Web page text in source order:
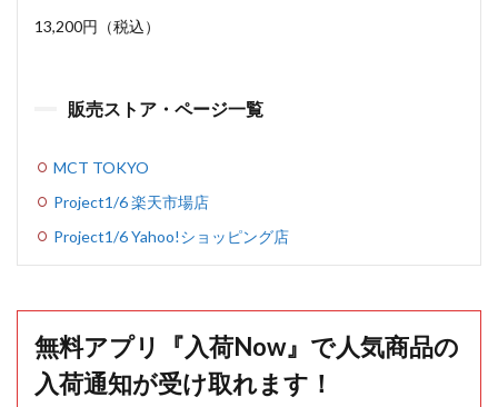
13,200円（税込）
販売ストア・ページ一覧
MCT TOKYO
Project1/6 楽天市場店
Project1/6 Yahoo!ショッピング店
無料アプリ『入荷Now』で人気商品の
入荷通知が受け取れます！